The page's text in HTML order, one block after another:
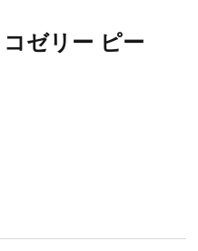
コゼリー ピー